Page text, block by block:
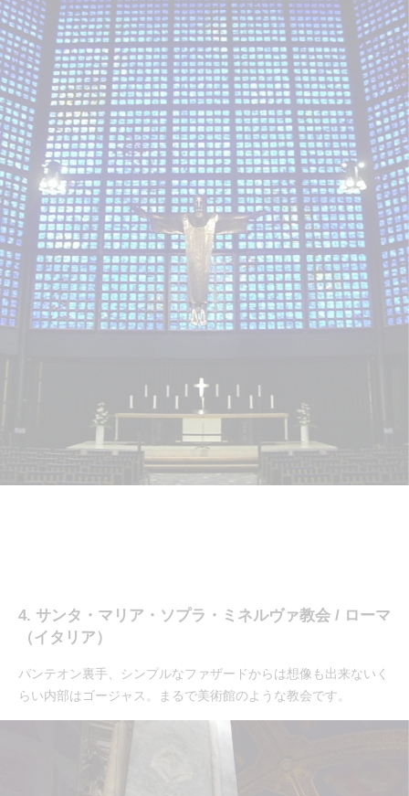
4. サンタ・マリア・ソプラ・ミネルヴァ教会 / ローマ
（イタリア）
パンテオン裏手、シンプルなファザードからは想像も出来ないく
らい内部はゴージャス。まるで美術館のような教会です。